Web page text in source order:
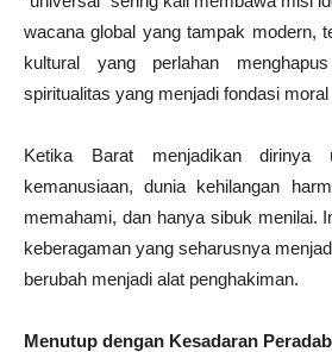
wacana global yang tampak modern,
kultural yang perlahan
spiritualitas yang menjadi fondasi
Ketika Barat menjadikan dirinya
kemanusiaan, dunia kehilangan
memahami, dan hanya sibuk menilai.
keberagaman yang seharusnya
berubah menjadi alat penghakiman.
Menutup dengan Kesadaran